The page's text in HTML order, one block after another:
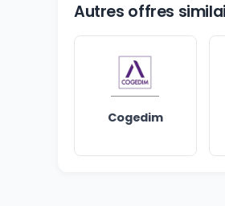
Autres offres
Cogedim